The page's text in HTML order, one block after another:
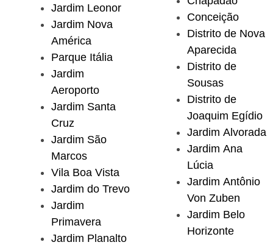
Jardim Leonor
Jardim Nova
América
Parque Itália
Jardim
Aeroporto
Jardim Santa
Cruz
Jardim São
Marcos
Vila Boa Vista
Jardim do Trevo
Jardim
Primavera
Jardim Planalto
Conceição
Distrito de Nova
Aparecida
Distrito de
Sousas
Distrito de
Joaquim Egídio
Jardim Alvorada
Jardim Ana
Lúcia
Jardim Antônio
Von Zuben
Jardim Belo
Horizonte